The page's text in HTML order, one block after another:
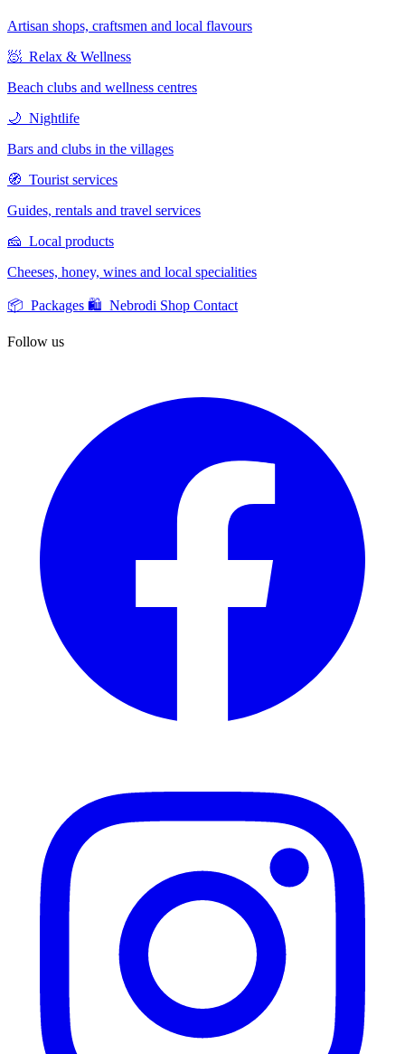
Artisan shops, craftsmen and local flavours
🧖 Relax & Wellness
Beach clubs and wellness centres
🌙 Nightlife
Bars and clubs in the villages
🧭 Tourist services
Guides, rentals and travel services
🧀 Local products
Cheeses, honey, wines and local specialities
📦 Packages 🛍️ Nebrodi Shop Contact
Follow us